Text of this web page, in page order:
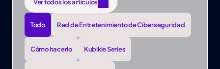
Ver todos los artículos
Ver todos los artículos
Todo
Red de Entretenimiento de Ciberseguridad
Cómo hacerlo Kubikle Series